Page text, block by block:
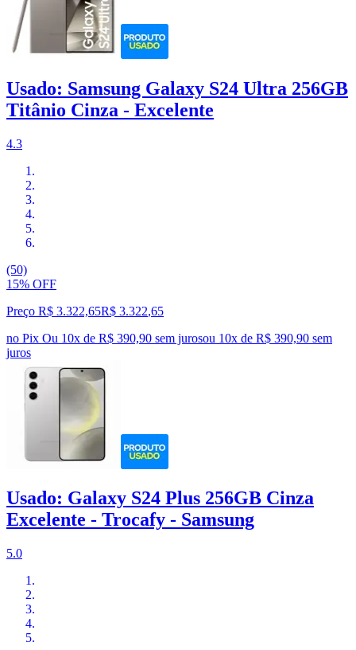
Usado: Samsung Galaxy S24 Ultra 256GB
Titânio Cinza - Excelente
4.3
(50)
15% OFF
Preço R$ 3.322,65R$ 3.322,65
no Pix Ou 10x de R$ 390,90 sem jurosou 10x de R$ 390,90 sem
juros
Usado: Galaxy S24 Plus 256GB Cinza
Excelente - Trocafy - Samsung
5.0